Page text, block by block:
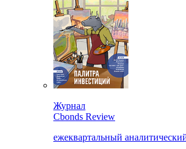
Журнал
Cbonds Review
ежеквартальный